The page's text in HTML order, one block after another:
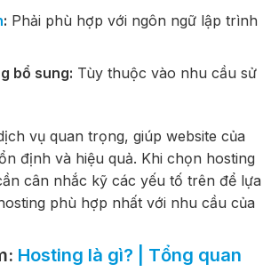
: Phải phù hợp với ngôn ngữ lập trình
bổ sung: Tùy thuộc vào nhu cầu sử
vụ quan trọng, giúp website của
định và hiệu quả. Khi chọn hosting
cân nhắc kỹ các yếu tố trên để lựa
phù hợp nhất với nhu cầu của
Hosting là gì? | Tổng quan